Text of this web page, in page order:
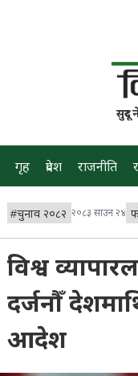
सुदूर
गृह प्रदेश राजनीति
#चुनाव २०८२ २०८३ साउन २४
विश्व
दर्जनौँ
आदेश